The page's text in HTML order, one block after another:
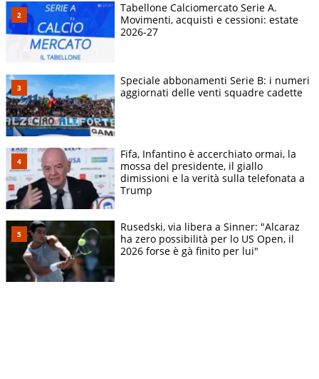
Tabellone Calciomercato Serie A.
Movimenti, acquisti e cessioni: estate
2026-27
Speciale abbonamenti Serie B: i numeri
aggiornati delle venti squadre cadette
Fifa, Infantino è accerchiato ormai, la
mossa del presidente, il giallo
dimissioni e la verità sulla telefonata a
Trump
Rusedski, via libera a Sinner: "Alcaraz
ha zero possibilità per lo US Open, il
2026 forse è gà finito per lui"